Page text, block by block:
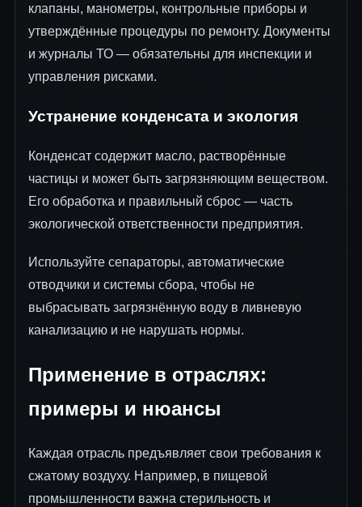
клапаны, манометры, контрольные приборы и
утверждённые процедуры по ремонту. Документы
и журналы ТО — обязательны для инспекции и
управления рисками.
Устранение конденсата и экология
Конденсат содержит масло, растворённые
частицы и может быть загрязняющим веществом.
Его обработка и правильный сброс — часть
экологической ответственности предприятия.
Используйте сепараторы, автоматические
отводчики и системы сбора, чтобы не
выбрасывать загрязнённую воду в ливневую
канализацию и не нарушать нормы.
Применение в отраслях:
примеры и нюансы
Каждая отрасль предъявляет свои требования к
сжатому воздуху. Например, в пищевой
промышленности важна стерильность и